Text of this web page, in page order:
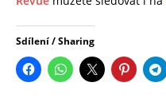
Sdílení / Sharing